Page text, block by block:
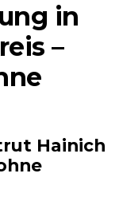
in
–
Hainich